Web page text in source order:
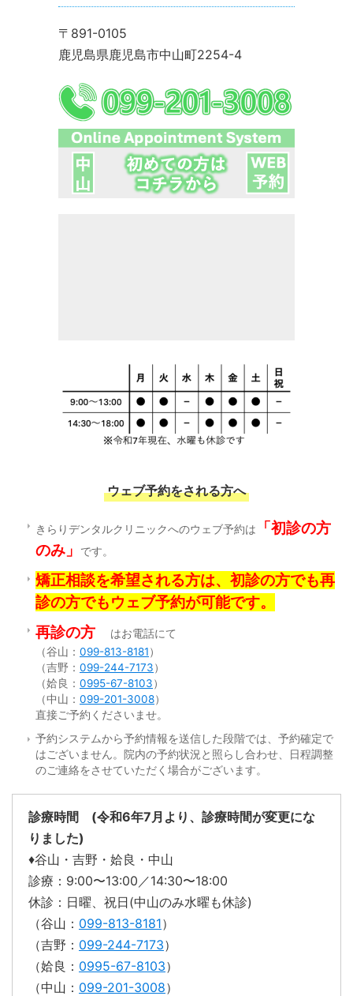
〒891-0105
鹿児島県鹿児島市中山町2254-4
ウェブ予約をされる方へ
きらりデンタルクリニックへのウェブ予約は
「初診の方
のみ」
です。
矯正相談を希望される方は、初診の方でも再
診の方でもウェブ予約が可能です。
再診の方
はお電話にて
（谷山： 099-813-8181）
（吉野： 099-244-7173）
（姶良： 0995-67-8103）
（中山： 099-201-3008）
直接ご予約くださいませ。
予約システムから予約情報を送信した段階では、予約確定で
はございません。院内の予約状況と照らし合わせ、日程調整
のご連絡をさせていただく場合がございます。
診療時間 (令和6年7月より、診療時間が変更にな
りました)
♦︎谷山・吉野・姶良・中山
診療：9:00〜13:00／14:30〜18:00
休診：日曜、祝日(中山のみ水曜も休診)
（谷山： 099-813-8181）
（吉野： 099-244-7173）
（姶良： 0995-67-8103）
（中山： 099-201-3008）